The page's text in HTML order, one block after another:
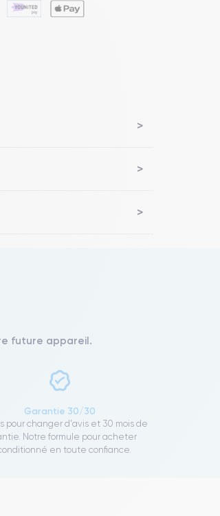
vos Options
future appareil.
Garantie 30/30
pour changer d'avis et 30 mois de
Notre formule pour acheter
en toute confiance.